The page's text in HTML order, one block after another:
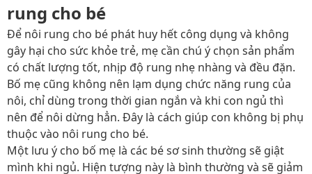
rung cho bé
Để nôi rung cho bé phát huy hết công dụng và không
gây hại cho sức khỏe trẻ, mẹ cần chú ý chọn sản phẩm
có chất lượng tốt, nhịp độ rung nhẹ nhàng và đều đặn.
Bố mẹ cũng không nên lạm dụng chức năng rung của
nôi, chỉ dùng trong thời gian ngắn và khi con ngủ thì
nên để nôi dừng hẳn. Đây là cách giúp con không bị phụ
thuộc vào nôi rung cho bé.
Một lưu ý cho bố mẹ là các bé sơ sinh thường sẽ giật
mình khi ngủ. Hiện tượng này là bình thường và sẽ giảm